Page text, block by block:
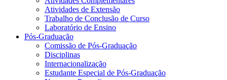
Atividades de Extensão
Trabalho de Conclusão de Curso
Laboratório de Ensino
Pós-Graduação
Comissão de Pós-Graduação
Disciplinas
Internacionalização
Estudante Especial de Pós-Graduação